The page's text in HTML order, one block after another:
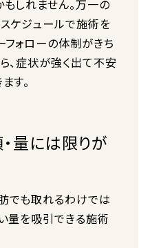
しれません。万一の
ケジュールで施術を
フォローの体制がきち
、症状が強く出て不安
す。
量には限りが
でも取れるわけでは
量を吸引できる施術